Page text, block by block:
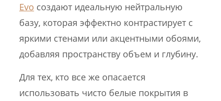
Evo создают идеальную нейтральную
базу, которая эффектно контрастирует с
яркими стенами или акцентными обоями,
добавляя пространству объем и глубину.
Для тех, кто все же опасается
использовать чисто белые покрытия в